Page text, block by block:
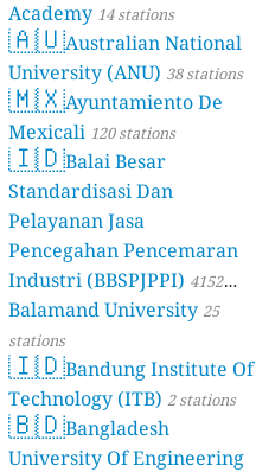
Academy 14 stations
🇦🇺Australian National
University (ANU) 38 stations
🇲🇽Ayuntamiento De
Mexicali 120 stations
🇮🇩Balai Besar
Standardisasi Dan
Pelayanan Jasa
Pencegahan Pencemaran
Industri (BBSPJPPI) 4152
stations
Balamand University25
stations
🇮🇩Bandung Institute Of
Technology (ITB) 2 stations
🇧🇩Bangladesh
University Of Engineering